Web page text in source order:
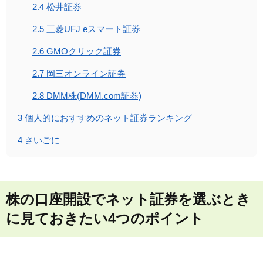
2.4 松井証券
2.5 三菱UFJ eスマート証券
2.6 GMOクリック証券
2.7 岡三オンライン証券
2.8 DMM株(DMM.com証券)
3 個人的におすすめのネット証券ランキング
4 さいごに
株の口座開設でネット証券を選ぶとき
に見ておきたい4つのポイント